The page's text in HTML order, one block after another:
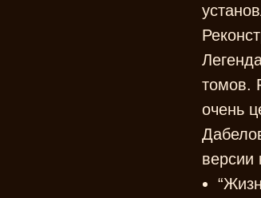
томов.
очень
версии